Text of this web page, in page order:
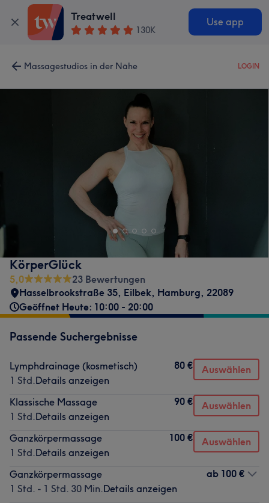
Treatwell
130K
Use app
Massagestudios in der Nähe LOGIN
KörperGlück
5,0
23 Bewertungen
Hasselbrookstraße 35, Eilbek, Hamburg, 22089
Geöffnet Heute: 10:00 - 20:00
Passende Suchergebnisse
Lymphdrainage (kosmetisch)
1 Std.Details anzeigen
80 € Auswählen
Klassische Massage
1 Std.Details anzeigen
90 € Auswählen
Ganzkörpermassage
1 Std.Details anzeigen
100 € Auswählen
Ganzkörpermassage
1 Std. - 1 Std. 30 Min.Details anzeigen
ab 100 €